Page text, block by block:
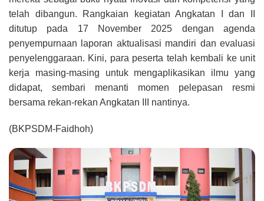
telah dibangun.
Rangkaian kegiatan Angkatan I dan II
ditutup pada 17 November 2025 dengan agenda
penyempurnaan laporan aktualisasi mandiri dan evaluasi
penyelenggaraan. Kini, para peserta telah kembali ke unit
kerja masing-masing untuk mengaplikasikan ilmu yang
didapat, sembari menanti momen pelepasan resmi
bersama rekan-rekan Angkatan III nantinya.
(BKPSDM-Faidhoh)